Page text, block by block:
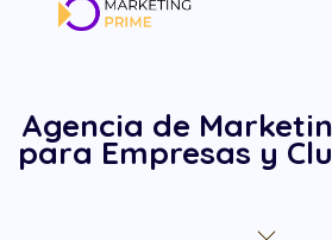
Agencia de
para Empresas y